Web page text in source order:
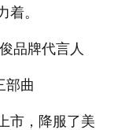
着。
部曲
市，降服了美